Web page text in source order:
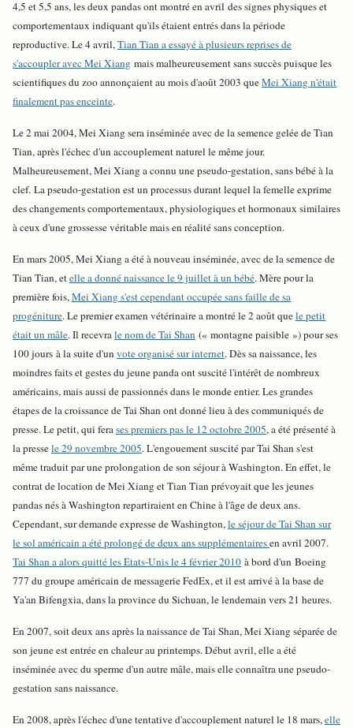
4,5 et 5,5 ans, les deux pandas ont montré en avril des signes physiques et
comportementaux indiquant qu'ils étaient entrés dans la période
reproductive. Le 4 avril,Tian Tian a essayé à plusieurs reprises de
s'accoupler avec Mei Xiang mais malheureusement sans succès puisque les
scientifiques du zoo annonçaient au mois d'août 2003 queMei Xiang n'était
finalement pas enceinte.
Le 2 mai 2004, Mei Xiang sera inséminée avec de la semence gelée de Tian
Tian, après l'échec d'un accouplement naturel le même jour.
Malheureusement, Mei Xiang a connu une pseudo-gestation, sans bébé à la
clef. La pseudo-gestation est un processus durant lequel la femelle exprime
des changements comportementaux, physiologiques et hormonaux similaires
à ceux d'une grossesse véritable mais en réalité sans conception.
En mars 2005, Mei Xiang a été à nouveau inséminée, avec de la semence de
Tian Tian, etelle a donné naissance le 9 juillet à un bébé. Mère pour la
première fois,Mei Xiang s'est cependant occupée sans faille de sa
progéniture. Le premier examen vétérinaire a montré le 2 août quele petit
était un mâle. Il recevrale nom de Tai Shan (« montagne paisible ») pour ses
100 jours à la suite d'unvote organisé sur internet. Dès sa naissance, les
moindres faits et gestes du jeune panda ont suscité l'intérêt de nombreux
américains, mais aussi de passionnés dans le monde entier. Les grandes
étapes de la croissance de Tai Shan ont donné lieu à des communiqués de
presse. Le petit, qui ferases premiers pas le 12 octobre 2005, a été présenté à
la pressele 29 novembre 2005. L'engouement suscité par Tai Shan s'est
même traduit par une prolongation de son séjour à Washington. En effet, le
contrat de location de Mei Xiang et Tian Tian prévoyait que les jeunes
pandas nés à Washington repartiraient en Chine à l'âge de deux ans.
Cependant, sur demande expresse de Washington,le séjour de Tai Shan sur
le sol américain a été prolongé de deux ans supplémentairesen avril 2007.
Tai Shan a alors quitté les Etats-Unis le 4 février 2010 à bord d'un Boeing
777 du groupe américain de messagerie FedEx, et il est arrivé à la base de
Ya'an Bifengxia, dans la province du Sichuan, le lendemain vers 21 heures.
En 2007, soit deux ans après la naissance de Tai Shan, Mei Xiang séparée de
son jeune est entrée en chaleur au printemps. Début avril, elle a été
inséminée avec du sperme d'un autre mâle, mais elle connaîtra une pseudo-
gestation sans naissance.
En 2008, après l'échec d'une tentative d'accouplement naturel le 18 mars,elle